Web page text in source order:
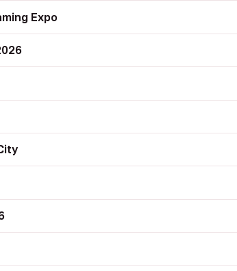
Expo